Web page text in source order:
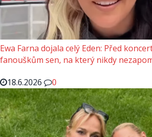
Ewa Farna dojala celý Eden: Před
fanouškům sen, na který nikdy
18.6.2026
0